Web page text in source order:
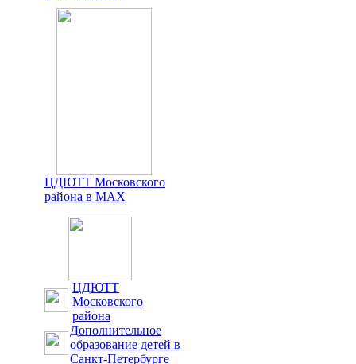
ЦДЮТТ Московского
района в MAX
ЦДЮТТ
Московского
района
Дополнительное
образование детей в
Санкт-Петербурге